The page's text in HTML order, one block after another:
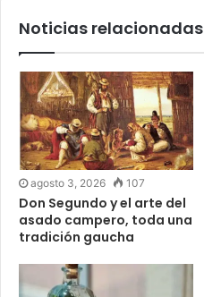
Noticias relacionadas
agosto 3, 2026 107
Don Segundo y el arte del
asado campero, toda una
tradición gaucha